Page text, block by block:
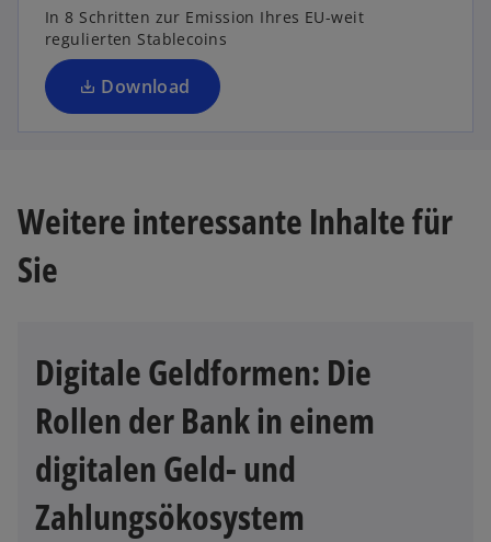
In 8 Schritten zur Emission Ihres EU-weit
regulierten Stablecoins
Download
Weitere interessante Inhalte für
Sie
Digitale Geldformen: Die
Rollen der Bank in einem
digitalen Geld- und
Zahlungsökosystem